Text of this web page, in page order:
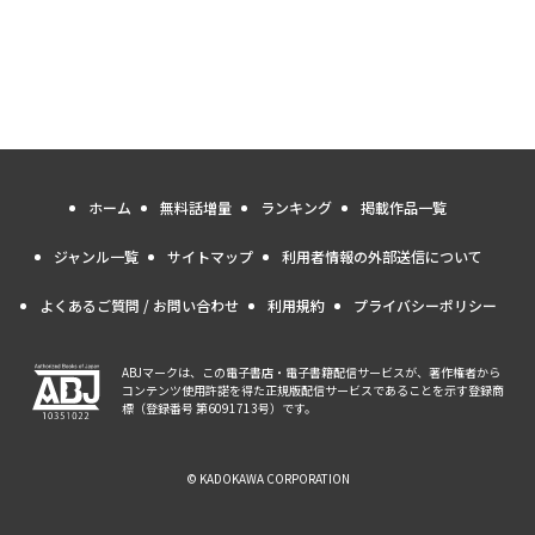
ホーム 無料話増量 ランキング 掲載作品一覧
ジャンル一覧 サイトマップ 利用者情報の外部送信について
よくあるご質問 / お問い合わせ 利用規約 プライバシーポリシー
ABJマークは、この電子書店・電子書籍配信サービスが、著作権者から
コンテンツ使用許諾を得た正規版配信サービスであることを示す登録商
標（登録番号 第6091713号）です。
© KADOKAWA CORPORATION